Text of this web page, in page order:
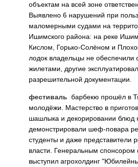
объектам на всей зоне
Выявлено 6 нарушений при
маломерными судами на
Ишимского района: на реке
Кислом, Горько-Солёном и
лодок владельцы не обеспечили
жилетами, другие
разрешительной документации.
фестиваль барбекю прошёл в
молодёжи. Мастерство в
шашлыка и декорировании блюд
демонстрировали шеф-повара
студенты и даже представители
власти. Генеральным спонсором
выступил агрохолдинг